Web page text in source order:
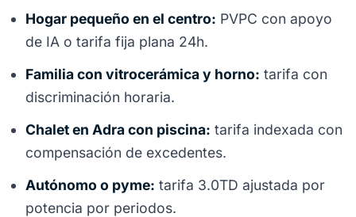
Hogar pequeño en el centro: PVPC con apoyo
de IA o tarifa fija plana 24h.
Familia con vitrocerámica y horno: tarifa con
discriminación horaria.
Chalet en Adra con piscina: tarifa indexada con
compensación de excedentes.
Autónomo o pyme: tarifa 3.0TD ajustada por
potencia por periodos.